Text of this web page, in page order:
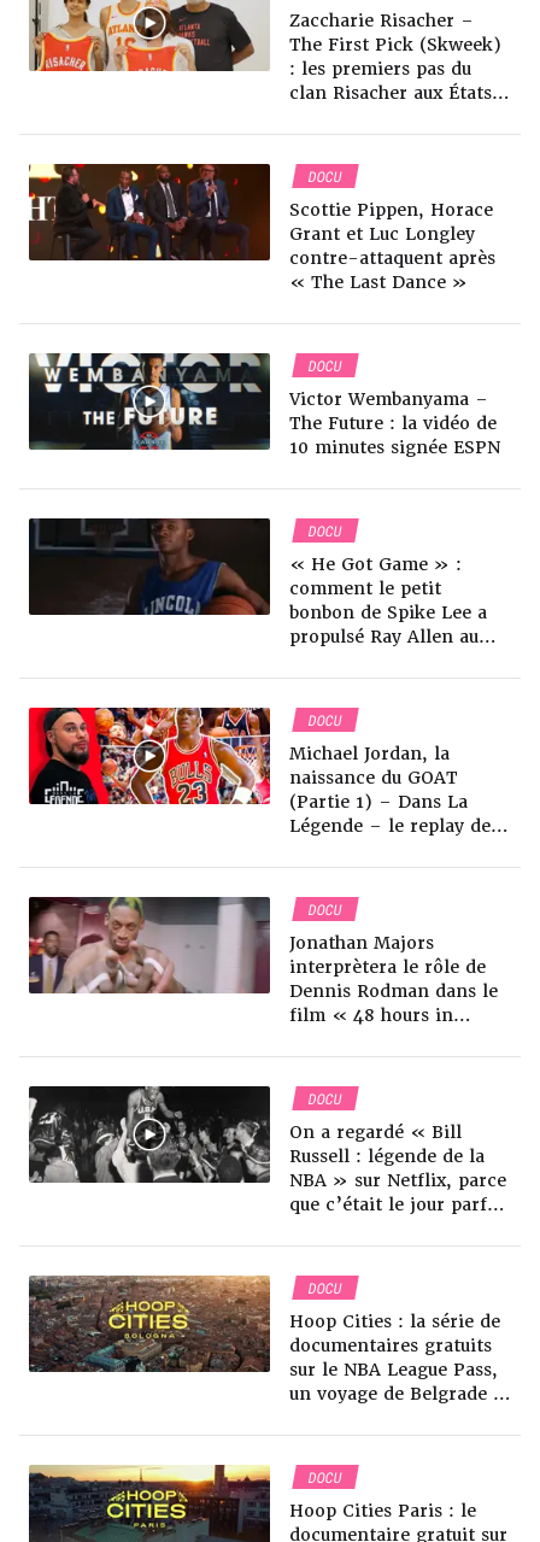
DRAFT NBA
DOCU
🇫🇷FRANÇAIS
Zaccharie Risacher –
The First Pick (Skweek)
: les premiers pas du
clan Risacher aux États-
DOCU
Scottie Pippen, Horace
Grant et Luc Longley
contre-attaquent après
« The Last Dance »
DOCU
Victor Wembanyama –
The Future : la vidéo de
10 minutes signée ESPN
DOCU
« He Got Game » :
comment le petit
bonbon de Spike Lee a
propulsé Ray Allen au
DOCU
Michael Jordan, la
naissance du GOAT
(Partie 1) – Dans La
Légende – le replay de
DOCU
Jonathan Majors
interprètera le rôle de
Dennis Rodman dans le
film « 48 hours in
DOCU
On a regardé « Bill
Russell : légende de la
NBA » sur Netflix, parce
que c’était le jour parfait
légende
DOCU
Hoop Cities : la série de
documentaires gratuits
sur le NBA League Pass,
un voyage de Belgrade à
Kaunas et Bologne
DOCU
Hoop Cities Paris : le
documentaire gratuit sur